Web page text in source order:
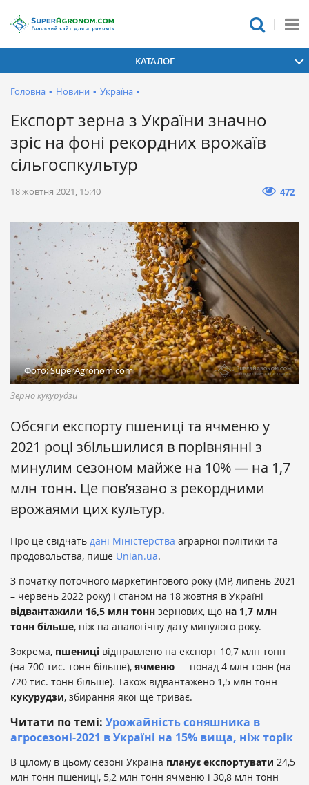
КАТАЛОГ
Головна • Новини • Україна •
Експорт зерна з України значно
зріс на фоні рекордних врожаїв
сільгоспкультур
18 жовтня 2021, 15:40 472
Фото: SuperAgronom.com
Зерно кукурудзи
Обсяги експорту пшениці та ячменю у
2021 році збільшилися в порівнянні з
минулим сезоном майже на 10% — на 1,7
млн тонн. Це пов’язано з рекордними
врожаями цих культур.
Про це свідчать дані Міністерства аграрної політики та
продовольства, пише Unian.ua.
З початку поточного маркетингового року (МР, липень 2021
– червень 2022 року) і станом на 18 жовтня в Україні
відвантажили 16,5 млн тонн зернових, що на 1,7 млн
тонн більше, ніж на аналогічну дату минулого року.
Зокрема, пшениці відправлено на експорт 10,7 млн тонн
(на 700 тис. тонн більше), ячменю — понад 4 млн тонн (на
720 тис. тонн більше). Також відвантажено 1,5 млн тонн
кукурудзи, збирання якої ще триває.
Читати по темі: Урожайність соняшника в
агросезоні-2021 в Україні на 15% вища, ніж торік
В цілому в цьому сезоні Україна планує експортувати 24,5
млн тонн пшениці, 5,2 млн тонн ячменю і 30,8 млн тонн